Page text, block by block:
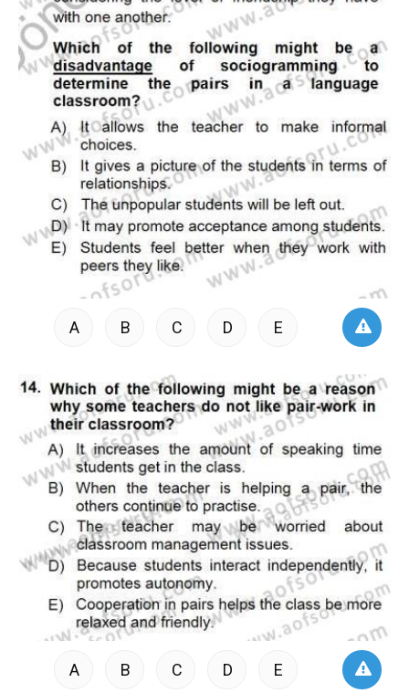
A B C D E
A B C D E